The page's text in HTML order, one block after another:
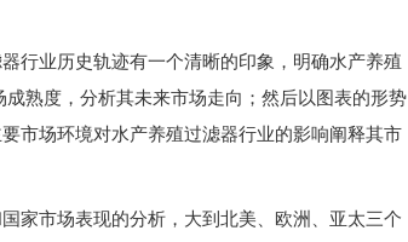
行业历史轨迹有一个清晰的印象，明确水产养殖
熟度，分析其未来市场走向；然后以图表的形势
市场环境对水产养殖过滤器行业的影响阐释其市
家市场表现的分析，大到北美、欧洲、亚太三个